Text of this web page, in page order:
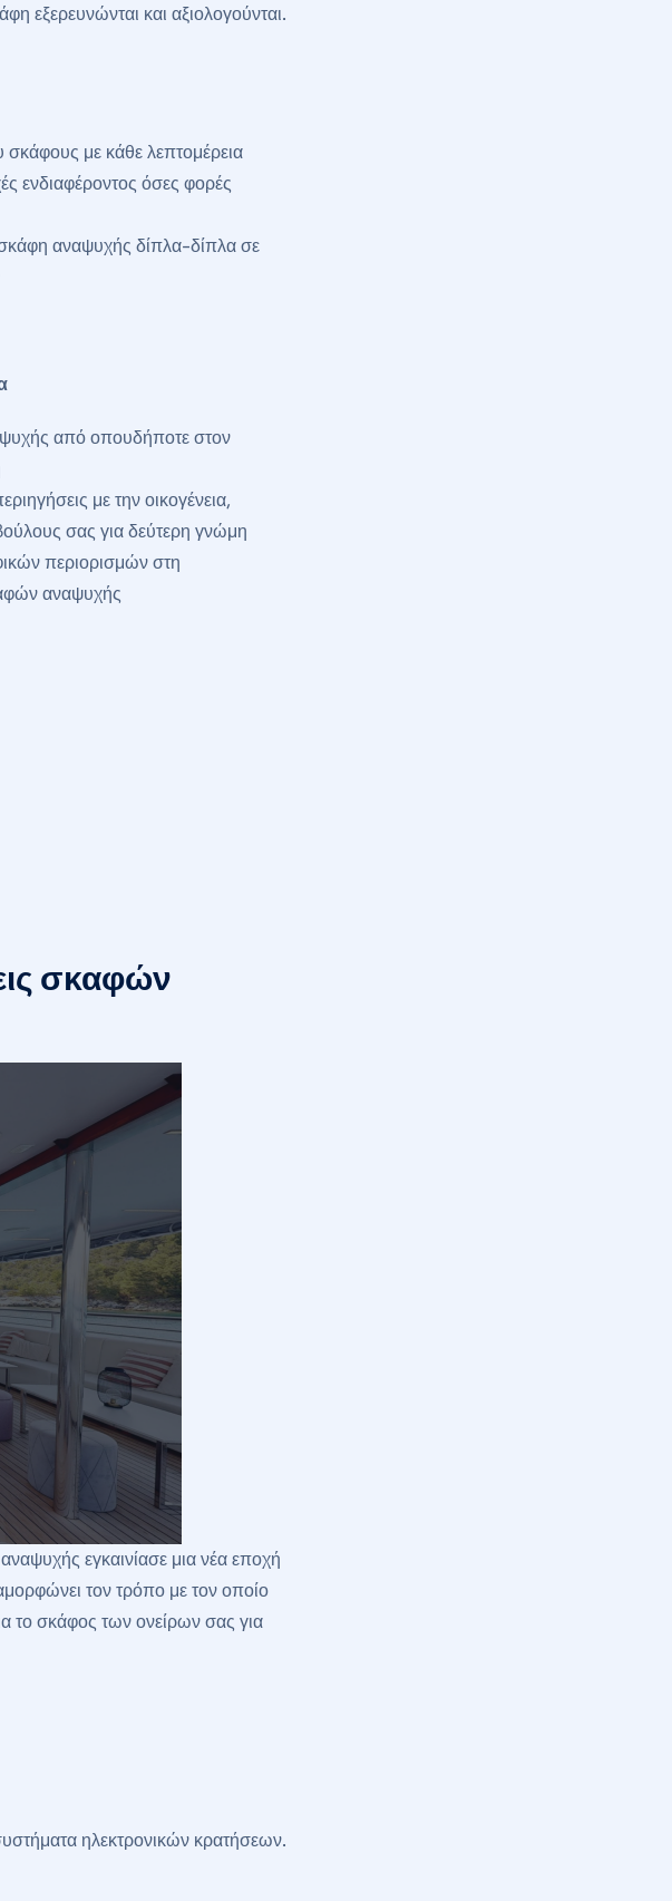
εξερευνώνται και αξιολογούνται.
σκάφους με κάθε λεπτομέρεια
ενδιαφέροντος όσες φορές
σκάφη αναψυχής δίπλα-δίπλα σε
από οπουδήποτε στον
με την οικογένεια,
σας για δεύτερη γνώμη
περιορισμών στη
αναψυχής
σκαφών
εγκαινίασε μια νέα εποχή
τον τρόπο με τον οποίο
το σκάφος των ονείρων σας για
ηλεκτρονικών κρατήσεων.